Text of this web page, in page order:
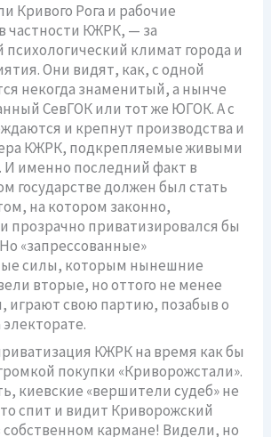
Кривого Рога и рабочие
частности КЖРК, — за
климат города и
Они видят, как, с одной
некогда знаменитый, а нынче
СевГОК или тот же ЮГОК. А с
и крепнут производства и
КЖРК, подкрепляемые живыми
именно последний факт в
государстве должен был стать
на котором законно,
прозрачно приватизировался бы
«запрессованные»
силы, которым нынешние
вторые, но оттого не менее
играют свою партию, позабыв о
КЖРК на время как бы
покупки «Криворожстали».
киевские «вершители судеб» не
спит и видит Криворожский
кармане! Видели, но